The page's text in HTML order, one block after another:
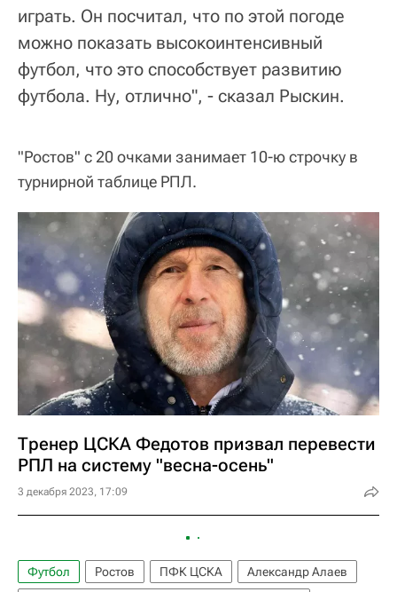
играть. Он посчитал, что по этой погоде
можно показать высокоинтенсивный
футбол, что это способствует развитию
футбола. Ну, отлично", - сказал Рыскин.
"Ростов" с 20 очками занимает 10-ю строчку в
турнирной таблице РПЛ.
Тренер ЦСКА Федотов призвал перевести
РПЛ на систему "весна-осень"
3 декабря 2023, 17:09
Футбол Ростов ПФК ЦСКА
Александр Алаев